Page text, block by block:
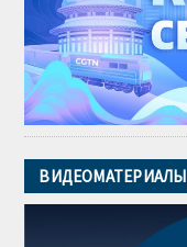
ВИДЕОМАТЕРИАЛЫ